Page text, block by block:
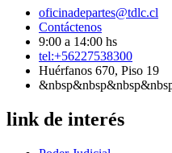
oficinadepartes@tdlc.cl
Contáctenos
9:00 a 14:00 hs
tel:+56227538300
Huérfanos 670, Piso 19
link de interés